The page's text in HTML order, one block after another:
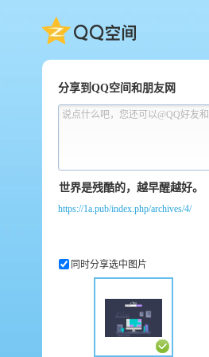
QQ空间
分享到QQ空间和朋友网
说点什么吧，您还可以@QQ好友
https://1a.pub/index.php/archives/4/
同时分享选中图片